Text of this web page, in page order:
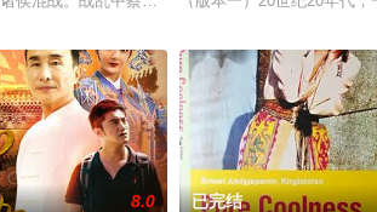
8.0 已完结